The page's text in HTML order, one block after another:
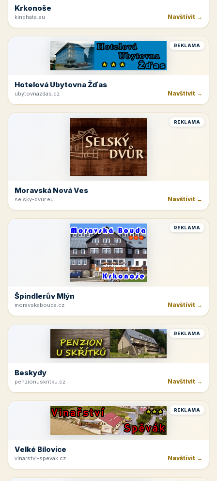
Krkonoše
kinchata.eu Navštívit →
REKLAMA
Hotelová Ubytovna Žďas
ubytovnazdas.cz Navštívit →
REKLAMA
Moravská Nová Ves
selsky-dvur.eu Navštívit →
REKLAMA
Špindlerův Mlýn
moravskabouda.cz Navštívit →
REKLAMA
Beskydy
penzionuskritku.cz Navštívit →
REKLAMA
Velké Bílovice
vinarstvi-spevak.cz Navštívit →